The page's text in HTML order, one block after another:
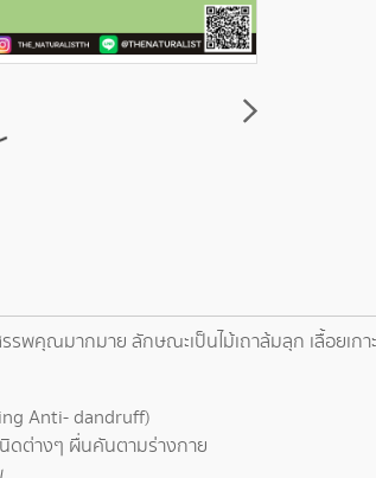
รพคุณมากมาย ลักษณะเป็นไม้เถาล้มลุก เลื้อยเ
Anti- dandruff)
ดต่างๆ ผื่นคันตามร่างกาย